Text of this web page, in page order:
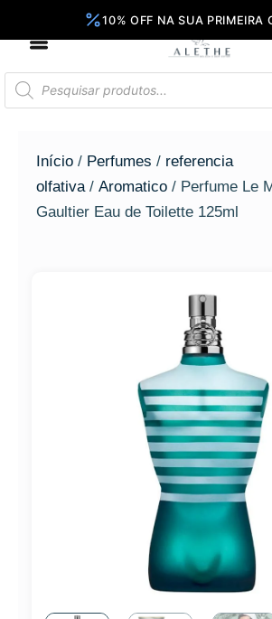
conteúdo
Pesquisar
produtos
Início / Perfumes / referencia
olfativa / Aromatico / Perfume Le
Gaultier Eau de Toilette 125ml